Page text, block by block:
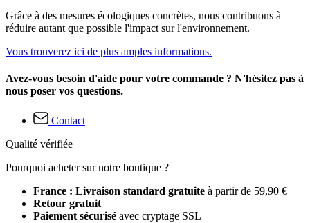
Grâce à des mesures écologiques concrètes, nous contribuons à
réduire autant que possible l'impact sur l'environnement.
Vous trouverez ici de plus amples informations.
Avez-vous besoin d'aide pour votre commande ? N'hésitez pas à
nous poser vos questions.
Contact
Qualité vérifiée
Pourquoi acheter sur notre boutique ?
France : Livraison standard gratuite à partir de 59,90 €
Retour gratuit
Paiement sécurisé avec cryptage SSL